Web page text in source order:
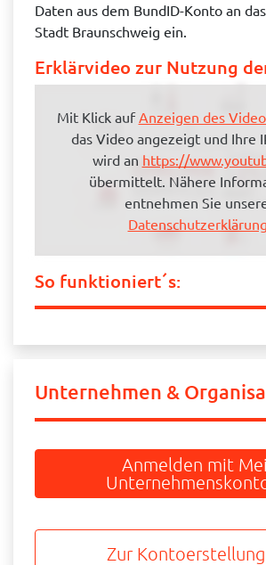
Daten aus dem BundID-Konto an
Stadt Braunschweig ein.
Erklärvideo zur Nutzung
Mit Klick aufAnzeigen des
das Video angezeigt und Ihre
wird an https://
übermittelt. Nähere
entnehmen Sie
Datenschutzerklärung
So funktioniert´s:
Unternehmen &
Anmelden mit
Zur Kontoerstellung